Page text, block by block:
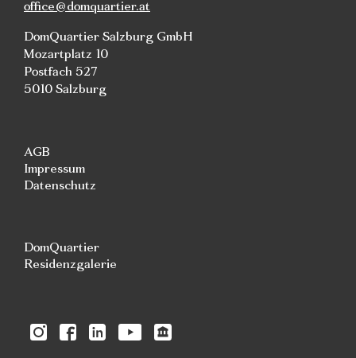
office@domquartier.at
DomQuartier Salzburg GmbH
Mozartplatz 10
Postfach 527
5010 Salzburg
AGB
Impressum
Datenschutz
DomQuartier
Residenzgalerie